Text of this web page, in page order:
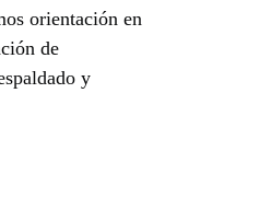
orientación en
de
y